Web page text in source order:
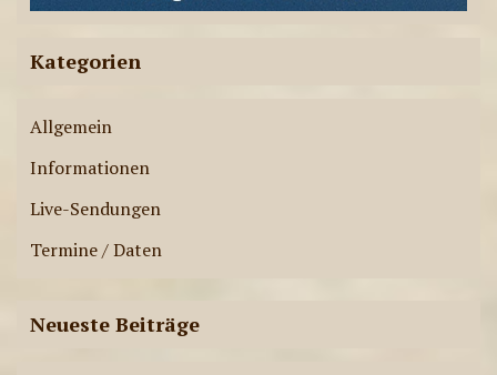
Kategorien
Allgemein
Informationen
Live-Sendungen
Termine / Daten
Neueste Beiträge